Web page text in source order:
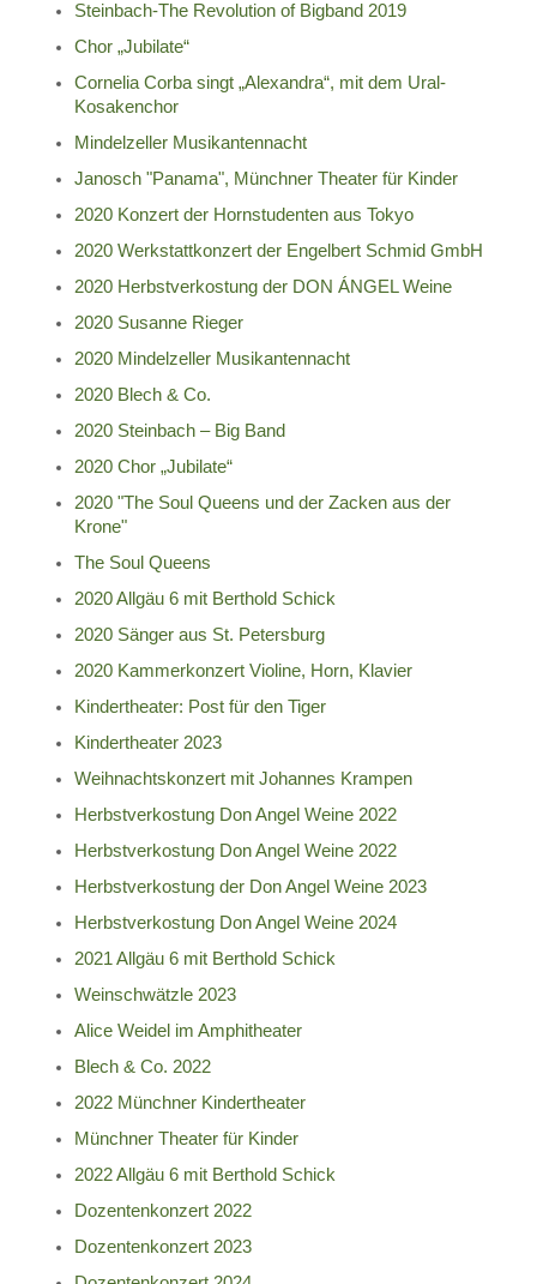
Steinbach-The Revolution of Bigband 2019
Chor „Jubilate“
Cornelia Corba singt „Alexandra“, mit dem Ural-
Kosakenchor
Mindelzeller Musikantennacht
Janosch "Panama", Münchner Theater für Kinder
2020 Konzert der Hornstudenten aus Tokyo
2020 Werkstattkonzert der Engelbert Schmid GmbH
2020 Herbstverkostung der DON ÁNGEL Weine
2020 Susanne Rieger
2020 Mindelzeller Musikantennacht
2020 Blech & Co.
2020 Steinbach – Big Band
2020 Chor „Jubilate“
2020 "The Soul Queens und der Zacken aus der
Krone"
The Soul Queens
2020 Allgäu 6 mit Berthold Schick
2020 Sänger aus St. Petersburg
2020 Kammerkonzert Violine, Horn, Klavier
Kindertheater: Post für den Tiger
Kindertheater 2023
Weihnachtskonzert mit Johannes Krampen
Herbstverkostung Don Angel Weine 2022
Herbstverkostung Don Angel Weine 2022
Herbstverkostung der Don Angel Weine 2023
Herbstverkostung Don Angel Weine 2024
2021 Allgäu 6 mit Berthold Schick
Weinschwätzle 2023
Alice Weidel im Amphitheater
Blech & Co. 2022
2022 Münchner Kindertheater
Münchner Theater für Kinder
2022 Allgäu 6 mit Berthold Schick
Dozentenkonzert 2022
Dozentenkonzert 2023